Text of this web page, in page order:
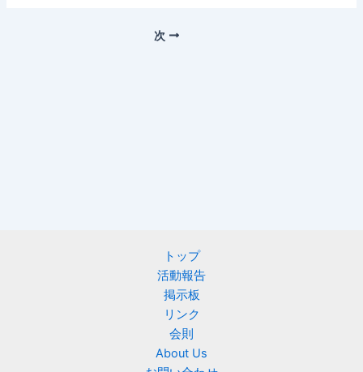
次
トップ
活動報告
掲示板
リンク
会則
About Us